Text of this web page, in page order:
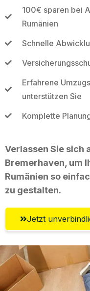
100€ sparen bei
Rumänien
Schnelle
Erfahrene
unterstützen Sie
Komplette
Verlassen Sie sich
Bremerhaven, um
Rumänien so
zu gestalten.
Jetzt